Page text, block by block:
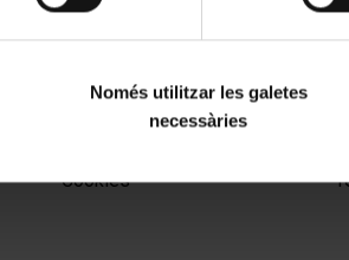
Només utilitzar les galetes
necessàries
Cookies